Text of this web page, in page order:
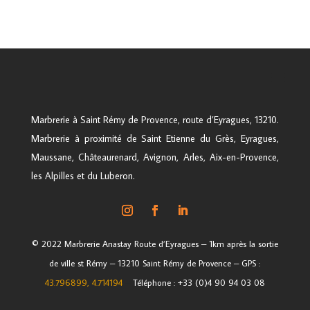
Marbrerie à Saint Rémy de Provence, route d’Eyragues, 13210.
Marbrerie à proximité de Saint Etienne du Grès, Eyragues,
Maussane, Châteaurenard, Avignon, Arles, Aix-en-Provence,
les Alpilles et du Luberon.
© 2022 Marbrerie Anastay Route d’Eyragues – 1km après la sortie
de ville st Rémy – 13210 Saint Rémy de Provence – GPS :
43.796899, 4.714194– Téléphone : +33 (0)4 90 94 03 08